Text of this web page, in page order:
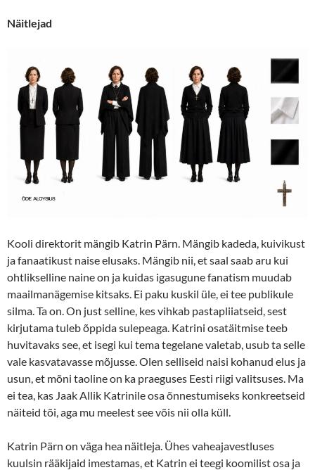
Näitlejad
Kooli direktorit mängib Katrin Pärn. Mängib kadeda, kuivikust
ja fanaatikust naise elusaks. Mängib nii, et saal saab aru kui
ohtlikselline naine on ja kuidas igasugune fanatism muudab
maailmanägemise kitsaks. Ei paku kuskil üle, ei tee publikule
silma. Ta on. On just selline, kes vihkab pastapliiatseid, sest
kirjutama tuleb õppida sulepeaga. Katrini osatäitmise teeb
huvitavaks see, et isegi kui tema tegelane valetab, usub ta selle
vale kasvatavasse mõjusse. Olen selliseid naisi kohanud elus ja
usun, et mõni taoline on ka praeguses Eesti riigi valitsuses. Ma
ei tea, kas Jaak Allik Katrinile osa õnnestumiseks konkreetseid
näiteid tõi, aga mu meelest see võis nii olla küll.
Katrin Pärn on väga hea näitleja. Ühes vaheajavestluses
kuulsin rääkijaid imestamas, et Katrin ei teegi koomilist osa ja